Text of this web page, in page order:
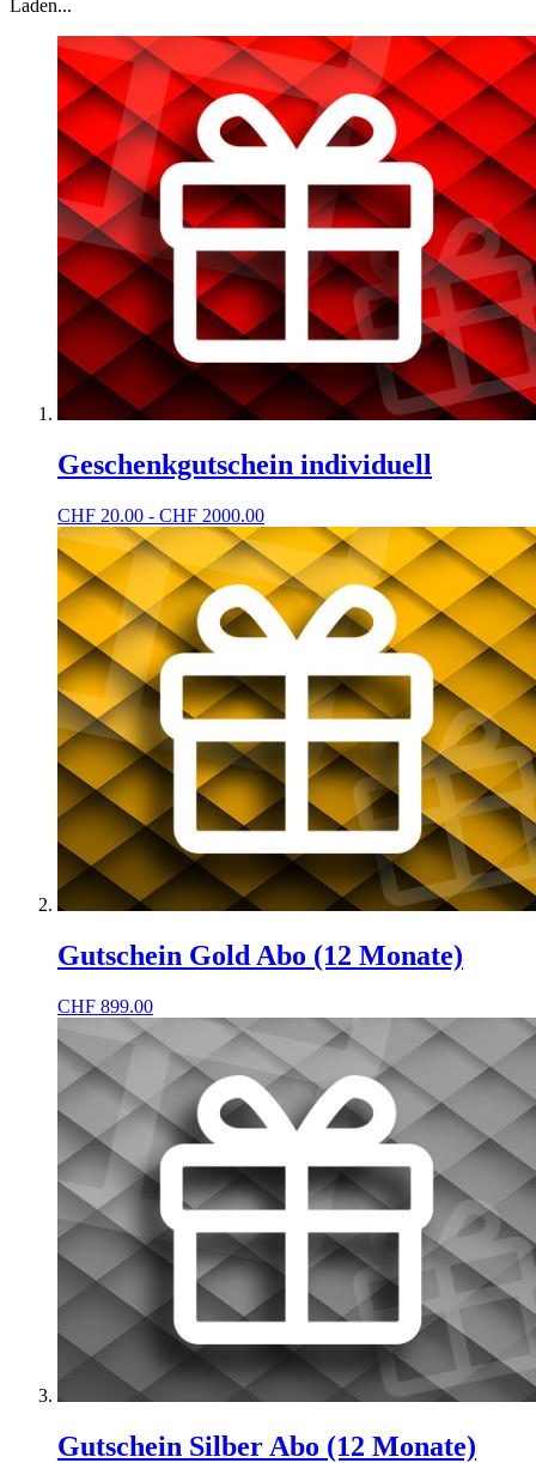
Laden...
Geschenkgutschein individuell
CHF 20.00 - CHF 2000.00
Gutschein Gold Abo (12 Monate)
CHF 899.00
Gutschein Silber Abo (12 Monate)